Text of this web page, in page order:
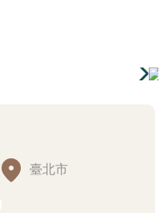
臺北市